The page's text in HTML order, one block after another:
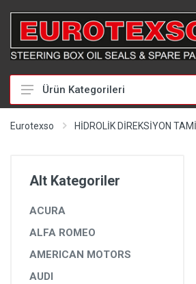
HİDROLİK DİREKSİYON TAMİR
Ürün Kategorileri
Eurotexso HİDROLİK DİREKSİYON
Alt Kategoriler
ACURA
ALFA ROMEO
AMERICAN MOTORS
AUDI